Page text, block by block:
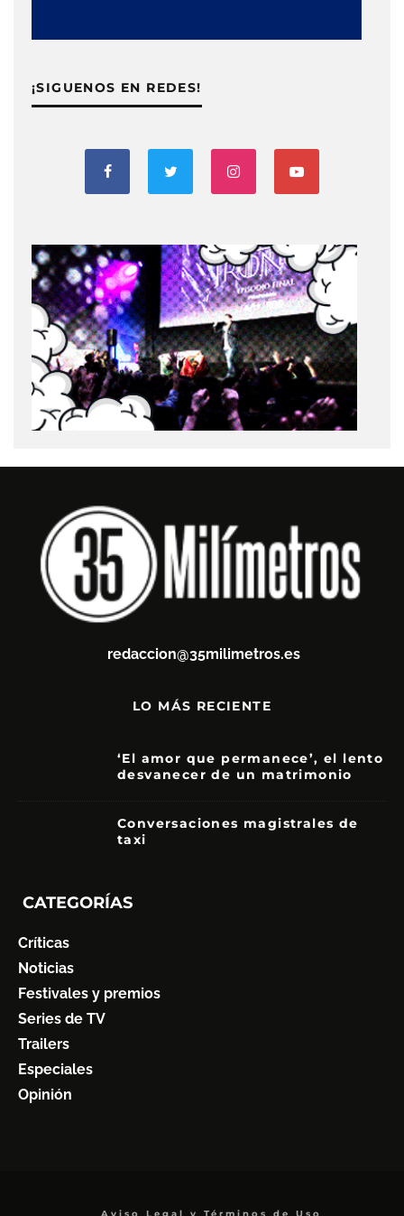
¡SIGUENOS EN REDES!
redaccion@35milimetros.es
LO MÁS RECIENTE
‘El amor que permanece’, el lento
desvanecer de un matrimonio
Conversaciones magistrales de
taxi
CATEGORÍAS
Críticas
Noticias
Festivales y premios
Series de TV
Trailers
Especiales
Opinión